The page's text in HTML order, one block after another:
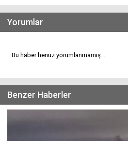
Yorumlar
Bu haber henüz yorumlanmamış...
Benzer Haberler